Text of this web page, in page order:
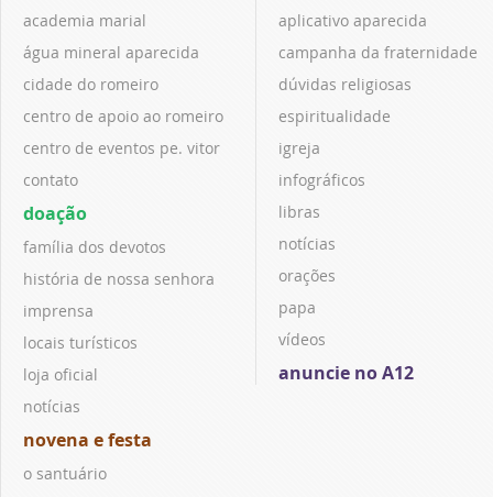
academia marial
água mineral aparecida
cidade do romeiro
centro de apoio ao romeiro
centro de eventos pe. vitor
contato
doação
família dos devotos
história de nossa senhora
imprensa
locais turísticos
loja oficial
notícias
novena e festa
o santuário
aplicativo aparecida
campanha da fraternidade
dúvidas religiosas
espiritualidade
igreja
infográficos
libras
notícias
orações
papa
vídeos
anuncie no A12